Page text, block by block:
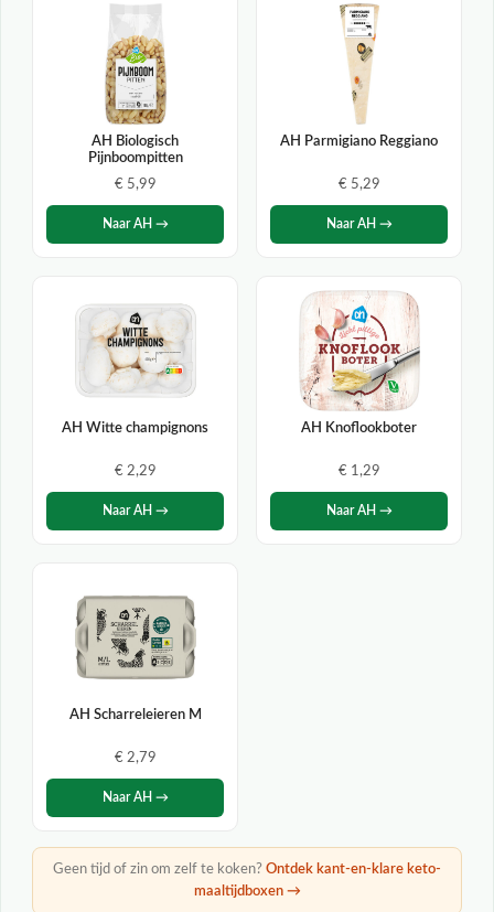
AH Biologisch
Pijnboompitten
€ 5,99
Naar AH →
AH Parmigiano Reggiano
€ 5,29
Naar AH →
AH Witte champignons
€ 2,29
Naar AH →
AH Knoflookboter
€ 1,29
Naar AH →
AH Scharreleieren M
€ 2,79
Naar AH →
Geen tijd of zin om zelf te koken? Ontdek kant-en-klare keto-
maaltijdboxen →